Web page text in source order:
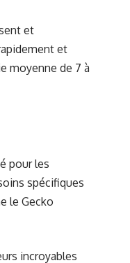
et
et
moyenne de 7 à
pour les
spécifiques
le Gecko
incroyables